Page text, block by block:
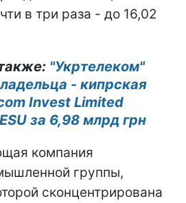
в три раза - до 16,02
"Укртелеком"
- кипрская
Invest Limited
за 6,98 млрд грн
компания
группы,
сконцентрирована